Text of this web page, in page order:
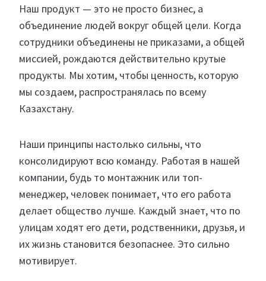
Наш продукт — это не просто бизнес, а
объединение людей вокруг общей цели. Когда
сотрудники объединены не приказами, а общей
миссией, рождаются действительно крутые
продукты. Мы хотим, чтобы ценность, которую
мы создаем, распространялась по всему
Казахстану.
Наши принципы настолько сильны, что
консолидируют всю команду. Работая в нашей
компании, будь то монтажник или топ-
менеджер, человек понимает, что его работа
делает общество лучше. Каждый знает, что по
улицам ходят его дети, родственники, друзья, и
их жизнь становится безопаснее. Это сильно
мотивирует.